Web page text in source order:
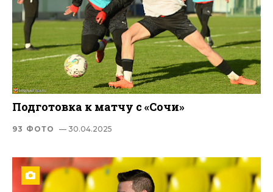
Подготовка к матчу с «Сочи»
93 ФОТО — 30.04.2025